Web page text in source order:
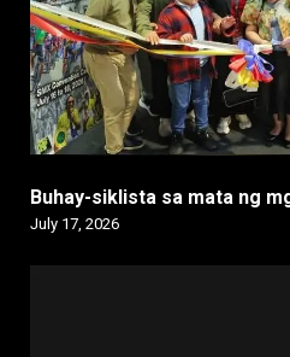
Buhay-siklista sa mata ng
July 17, 2026